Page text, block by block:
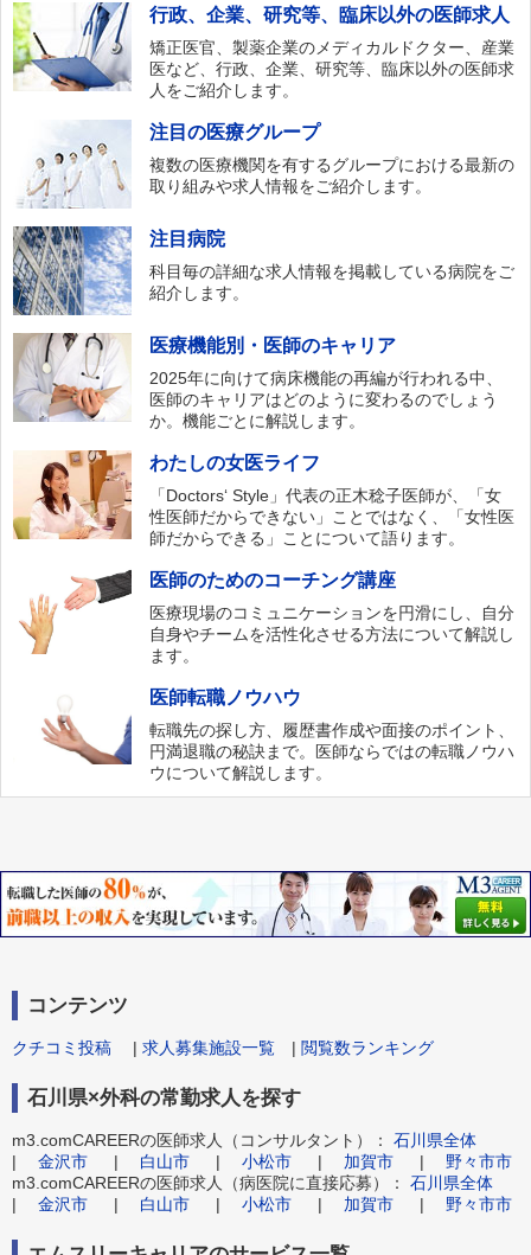
行政、企業、研究等、臨床以外の医師求人
矯正医官、製薬企業のメディカルドクター、産業
医など、行政、企業、研究等、臨床以外の医師求
人をご紹介します。
注目の医療グループ
複数の医療機関を有するグループにおける最新の
取り組みや求人情報をご紹介します。
注目病院
科目毎の詳細な求人情報を掲載している病院をご
紹介します。
医療機能別・医師のキャリア
2025年に向けて病床機能の再編が行われる中、
医師のキャリアはどのように変わるのでしょう
か。機能ごとに解説します。
わたしの女医ライフ
「Doctors‘ Style」代表の正木稔子医師が、「女
性医師だからできない」ことではなく、「女性医
師だからできる」ことについて語ります。
医師のためのコーチング講座
医療現場のコミュニケーションを円滑にし、自分
自身やチームを活性化させる方法について解説し
ます。
医師転職ノウハウ
転職先の探し方、履歴書作成や面接のポイント、
円満退職の秘訣まで。医師ならではの転職ノウハ
ウについて解説します。
コンテンツ
クチコミ投稿 | 求人募集施設一覧 | 閲覧数ランキング
石川県×外科の常勤求人を探す
m3.comCAREERの医師求人（コンサルタント）： 石川県全体
| 金沢市 | 白山市 | 小松市 | 加賀市 | 野々市市
m3.comCAREERの医師求人（病医院に直接応募）： 石川県全体
| 金沢市 | 白山市 | 小松市 | 加賀市 | 野々市市